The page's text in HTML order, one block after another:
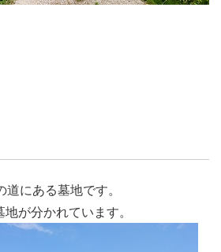
にある墓地です。
が分かれています。